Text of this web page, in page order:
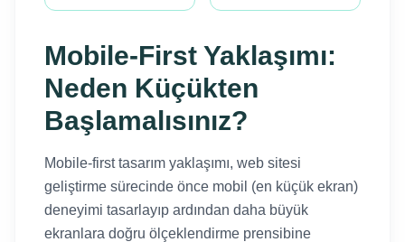
Mobile-First Yaklaşımı:
Neden Küçükten
Başlamalısınız?
Mobile-first tasarım yaklaşımı, web sitesi
geliştirme sürecinde önce mobil (en küçük ekran)
deneyimi tasarlayıp ardından daha büyük
ekranlara doğru ölçeklendirme prensibine